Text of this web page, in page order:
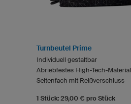
Turnbeutel Prime
Individuell gestaltbar
Abriebfestes High-Tech-Material
Seitenfach mit Reißverschluss
1 Stück: 29,00 € pro Stück